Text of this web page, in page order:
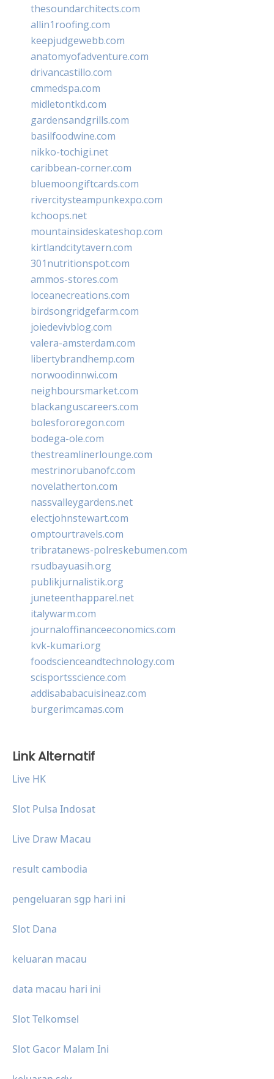
thesoundarchitects.com
allin1roofing.com
keepjudgewebb.com
anatomyofadventure.com
drivancastillo.com
cmmedspa.com
midletontkd.com
gardensandgrills.com
basilfoodwine.com
nikko-tochigi.net
caribbean-corner.com
bluemoongiftcards.com
rivercitysteampunkexpo.com
kchoops.net
mountainsideskateshop.com
kirtlandcitytavern.com
301nutritionspot.com
ammos-stores.com
loceanecreations.com
birdsongridgefarm.com
joiedevivblog.com
valera-amsterdam.com
libertybrandhemp.com
norwoodinnwi.com
neighboursmarket.com
blackanguscareers.com
bolesfororegon.com
bodega-ole.com
thestreamlinerlounge.com
mestrinorubanofc.com
novelatherton.com
nassvalleygardens.net
electjohnstewart.com
omptourtravels.com
tribratanews-polreskebumen.com
rsudbayuasih.org
publikjurnalistik.org
juneteenthapparel.net
italywarm.com
journaloffinanceeconomics.com
kvk-kumari.org
foodscienceandtechnology.com
scisportsscience.com
addisababacuisineaz.com
burgerimcamas.com
Link Alternatif
Live HK
Slot Pulsa Indosat
Live Draw Macau
result cambodia
pengeluaran sgp hari ini
Slot Dana
keluaran macau
data macau hari ini
Slot Telkomsel
Slot Gacor Malam Ini